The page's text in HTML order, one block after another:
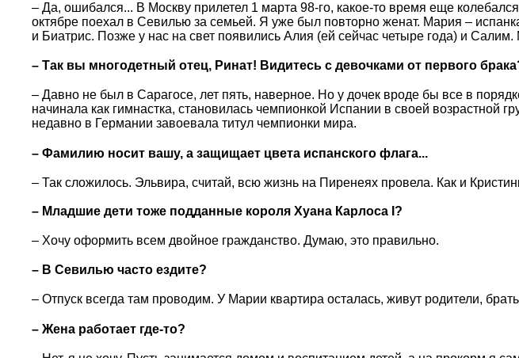
– Да, ошибался... В Москву прилетел 1 марта 98-го, какое-то время еще
октябре поехал в Севилью за семьей. Я уже был повторно женат. Мария –
и Биатрис. Позже у нас на свет появились Алия (ей сейчас четыре года) и
– Так вы многодетный отец, Ринат! Видитесь с девочками от первого
– Давно не был в Сарагосе, лет пять, наверное. Но у дочек вроде бы все в
начинала как гимнастка, становилась чемпионкой Испании в своей возрастной
недавно в Германии завоевала титул чемпионки мира.
– Фамилию носит вашу, а защищает цвета испанского флага...
– Так сложилось. Эльвира, считай, всю жизнь на Пиренеях провела. Как и
– Младшие дети тоже подданные короля Хуана Карлоса I?
– Хочу оформить всем двойное гражданство. Думаю, это правильно.
– В Севилью часто ездите?
– Отпуск всегда там проводим. У Марии квартира осталась, живут родители,
– Жена работает где-то?